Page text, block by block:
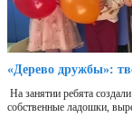
«Дерево дружбы»:
На занятии ребята
собственные ладошки,